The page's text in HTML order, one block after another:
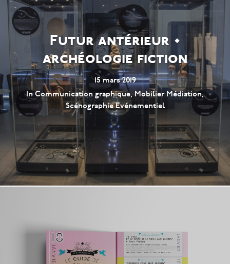
Futur antérieur •
archéologie fiction
15 mars 2019
InCommunication graphique, Mobilier Médiation,
Scénographie Evénementiel